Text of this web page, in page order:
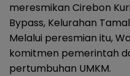
meresmikan Cirebon
Bypass, Kelurahan
Melalui peresmian itu,
komitmen pemerintah
pertumbuhan UMKM.